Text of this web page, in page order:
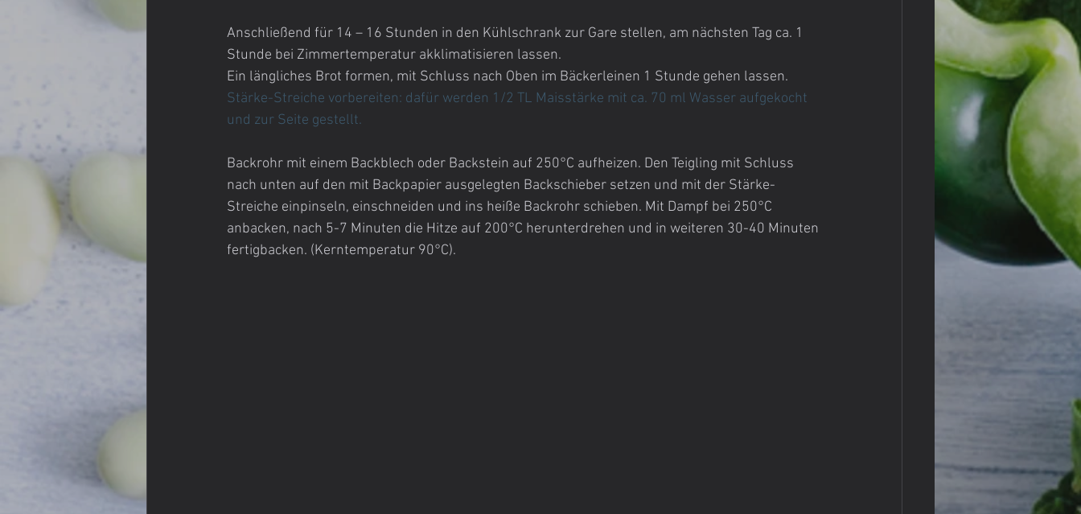
Anschließend für 14 – 16 Stunden in den Kühlschrank zur Gare stellen, am nächsten Tag ca. 1
Stunde bei Zimmertemperatur akklimatisieren lassen.
Ein längliches Brot formen, mit Schluss nach Oben im Bäckerleinen 1 Stunde gehen lassen.
Stärke-Streiche vorbereiten: dafür werden 1/2 TL Maisstärke mit ca. 70 ml Wasser aufgekocht
und zur Seite gestellt.
Backrohr mit einem Backblech oder Backstein auf 250°C aufheizen. Den Teigling mit Schluss
nach unten auf den mit Backpapier ausgelegten Backschieber setzen und mit der Stärke-
Streiche einpinseln, einschneiden und ins heiße Backrohr schieben. Mit Dampf bei 250°C
anbacken, nach 5-7 Minuten die Hitze auf 200°C herunterdrehen und in weiteren 30-40 Minuten
fertigbacken. (Kerntemperatur 90°C).